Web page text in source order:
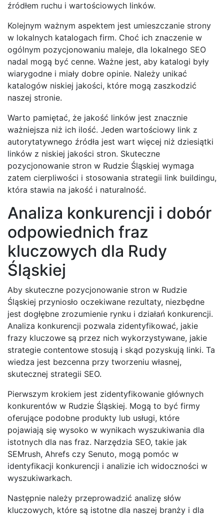
źródłem ruchu i wartościowych linków.
Kolejnym ważnym aspektem jest umieszczanie strony
w lokalnych katalogach firm. Choć ich znaczenie w
ogólnym pozycjonowaniu maleje, dla lokalnego SEO
nadal mogą być cenne. Ważne jest, aby katalogi były
wiarygodne i miały dobre opinie. Należy unikać
katalogów niskiej jakości, które mogą zaszkodzić
naszej stronie.
Warto pamiętać, że jakość linków jest znacznie
ważniejsza niż ich ilość. Jeden wartościowy link z
autorytatywnego źródła jest wart więcej niż dziesiątki
linków z niskiej jakości stron. Skuteczne
pozycjonowanie stron w Rudzie Śląskiej wymaga
zatem cierpliwości i stosowania strategii link buildingu,
która stawia na jakość i naturalność.
Analiza konkurencji i dobór
odpowiednich fraz
kluczowych dla Rudy
Śląskiej
Aby skuteczne pozycjonowanie stron w Rudzie
Śląskiej przyniosło oczekiwane rezultaty, niezbędne
jest dogłębne zrozumienie rynku i działań konkurencji.
Analiza konkurencji pozwala zidentyfikować, jakie
frazy kluczowe są przez nich wykorzystywane, jakie
strategie contentowe stosują i skąd pozyskują linki. Ta
wiedza jest bezcenna przy tworzeniu własnej,
skutecznej strategii SEO.
Pierwszym krokiem jest zidentyfikowanie głównych
konkurentów w Rudzie Śląskiej. Mogą to być firmy
oferujące podobne produkty lub usługi, które
pojawiają się wysoko w wynikach wyszukiwania dla
istotnych dla nas fraz. Narzędzia SEO, takie jak
SEMrush, Ahrefs czy Senuto, mogą pomóc w
identyfikacji konkurencji i analizie ich widoczności w
wyszukiwarkach.
Następnie należy przeprowadzić analizę słów
kluczowych, które są istotne dla naszej branży i dla